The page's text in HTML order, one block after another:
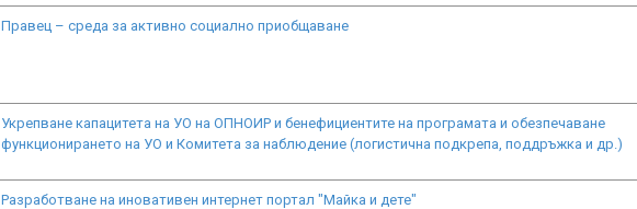
Правец – среда за активно социално приобщаване
Укрепване капацитета на УО на ОПНОИР и бенефициентите на програмата и обезпечаване
функционирането на УО и Комитета за наблюдение (логистична подкрепа, поддръжка и др.)
Разработване на иновативен интернет портал "Майка и дете"